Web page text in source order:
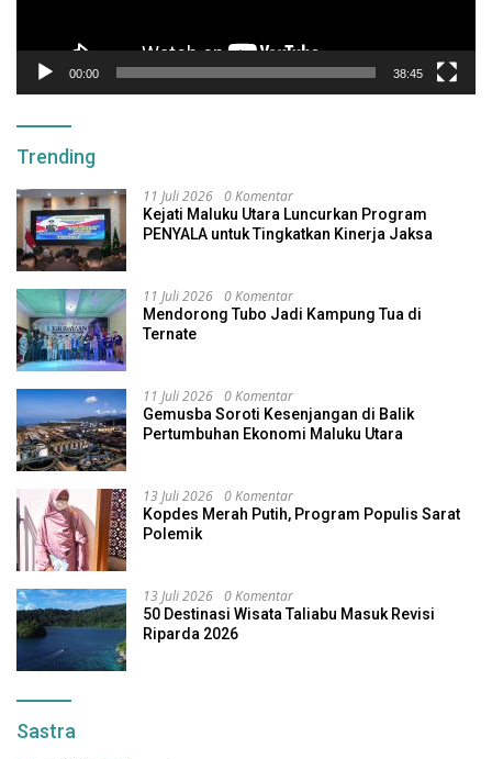
00:00 38:45
Trending
11 Juli 2026 0 Komentar
Kejati Maluku Utara Luncurkan Program
PENYALA untuk Tingkatkan Kinerja Jaksa
11 Juli 2026 0 Komentar
Mendorong Tubo Jadi Kampung Tua di
Ternate
11 Juli 2026 0 Komentar
Gemusba Soroti Kesenjangan di Balik
Pertumbuhan Ekonomi Maluku Utara
13 Juli 2026 0 Komentar
Kopdes Merah Putih, Program Populis Sarat
Polemik
13 Juli 2026 0 Komentar
50 Destinasi Wisata Taliabu Masuk Revisi
Riparda 2026
Sastra